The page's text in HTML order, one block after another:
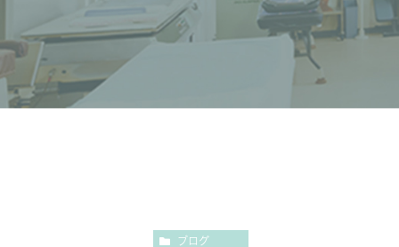
代表挨拶・スタッフ紹介
姿勢
ブログ